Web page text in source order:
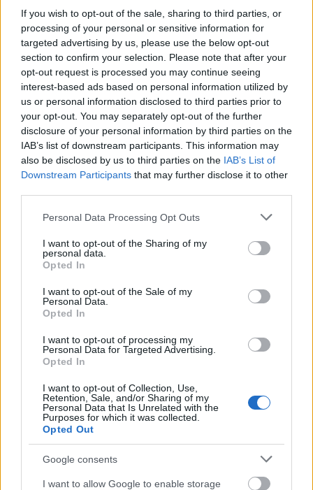
If you wish to opt-out of the sale, sharing to third parties, or
processing of your personal or sensitive information for
targeted advertising by us, please use the below opt-out
section to confirm your selection. Please note that after your
opt-out request is processed you may continue seeing
interest-based ads based on personal information utilized by
us or personal information disclosed to third parties prior to
your opt-out. You may separately opt-out of the further
disclosure of your personal information by third parties on the
IAB’s list of downstream participants. This information may
also be disclosed by us to third parties on the IAB’s List of
Downstream Participants that may further disclose it to other
Please note that this website/app uses one or more Google
not limited to your visit or usage behaviour. You may click to
grant or deny consent to Google and its third-party tags to
use your data for below specified purposes in below Google
consent section.
Personal Data Processing Opt Outs
I want to opt-out of the Sharing of my
personal data.
Opted In
I want to opt-out of the Sale of my
Personal Data.
Opted In
I want to opt-out of processing my
Personal Data for Targeted Advertising.
Opted In
I want to opt-out of Collection, Use,
Retention, Sale, and/or Sharing of my
Personal Data that Is Unrelated with the
Purposes for which it was collected.
Opted Out
Google consents
I want to allow Google to enable storage
διαδικασία υπογραφής σύμβασης μεταξύ
επιχείρησης και συνεργαζόμενης με το ΤΑΑ
τράπεζας. «Δεν υπάρχει άλλο κρατικό πρόγραμμα
2 μήνες», δήλωσε, τονίζοντας πως «κανένας
δημόσιος λειτουργός ή πολιτικός δεν υπογράφει
σε κάποιο στάδιο της διαδικασίας, από την
υποβολή της αίτησης έως την τελική απόφαση. Η
βιωσιμότητα του επενδυτικού σχεδίου κρίνεται
από το τραπεζικό σύστημα και η επιλεξιμότητα
από τους ορκωτούς ελεγκτές».
Τέλος, σε σχέση με το σκέλος των επιδοτήσεων
του ΤΑΑ, έκανε λόγο για προγράμματα που θα
«τρέξουν», προσεχώς, τα οποία αφορούν σε